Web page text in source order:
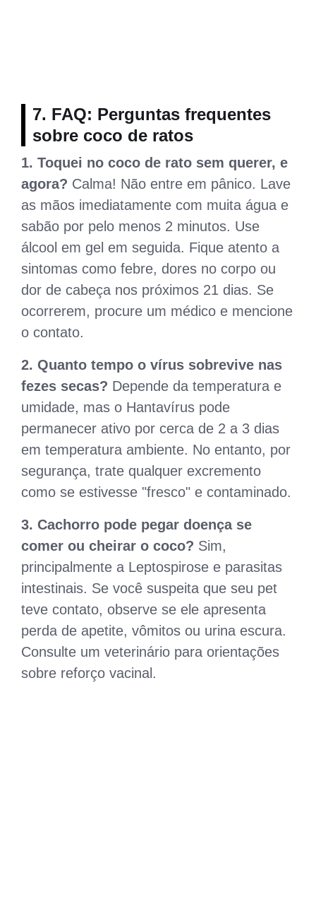
7. FAQ: Perguntas frequentes
sobre coco de ratos
1. Toquei no coco de rato sem querer, e
agora? Calma! Não entre em pânico. Lave
as mãos imediatamente com muita água e
sabão por pelo menos 2 minutos. Use
álcool em gel em seguida. Fique atento a
sintomas como febre, dores no corpo ou
dor de cabeça nos próximos 21 dias. Se
ocorrerem, procure um médico e mencione
o contato.
2. Quanto tempo o vírus sobrevive nas
fezes secas? Depende da temperatura e
umidade, mas o Hantavírus pode
permanecer ativo por cerca de 2 a 3 dias
em temperatura ambiente. No entanto, por
segurança, trate qualquer excremento
como se estivesse "fresco" e contaminado.
3. Cachorro pode pegar doença se
comer ou cheirar o coco? Sim,
principalmente a Leptospirose e parasitas
intestinais. Se você suspeita que seu pet
teve contato, observe se ele apresenta
perda de apetite, vômitos ou urina escura.
Consulte um veterinário para orientações
sobre reforço vacinal.